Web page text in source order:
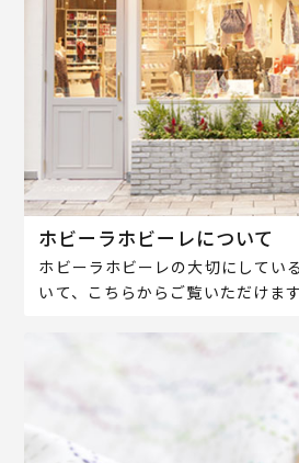
ホビーラホビーレについて
ホビーラホビーレの大切にしてい
いて、こちらからご覧いただけます